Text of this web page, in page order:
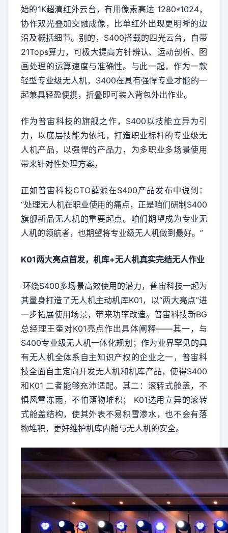
始的1K超清红外云台，有用像素高达 1280*1024，
协作双光叠加交融成像，比单红外出现更明晰的边
沿及概括细节。别的，S400搭载的四光云台，自带
21Tops算力，可极大提高方针辨认、运动剖析、图
画处理的运算速度与准确性。与此一起，作为一款
轻型专业级无人机，S400在具有强悍专业才能的一
起兼具轻盈便携，折叠即可装入背包外出作业。
作为普宙科技的旗舰之作，S400以技能立异为引
力，以底层技能为依托，打造职业标杆的专业级无
人机产品，以强悍的产品力，为多职业多场景使用
带来针对性处理方案。
正如普宙科技CTO薛源在S400产品发布中说到：
“处理无人机在职业使用的痛点，正是咱们研制S400
旗舰新品无人机的重要起点。咱们期望成为专业无
人机的领航者，也期望将专业级无人机做到最好。”
K01两大亮点首发， 机库+无人机真实完结无人作业
环绕S400多场景高效使用的潜力，普宙科技一起为
其量身打造了无人机主动机库K01，以“两大亮点”进
一步拓展使用场景，带来功率改造。普宙科技新BG
总经理王奎对K01亮点作出具体阐释——其一，与
S400专业级无人机一体化规划；作为业界罕见的具
有无人机全体系自主知识产权的企业之一，普宙科
技全面自主定向开发无人机和机库产品，使得S400
和K01 二者能够充沛适配。其二：滚转式舱盖，不
惧风雪冻雨，不怕落物堆积； K01选用立异的滚转
式舱盖结构，使其外表不易积雪渗水，也不会有落
物堆积，更好维护机库内舱与无人机的安全。